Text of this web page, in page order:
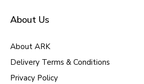
About Us
About ARK
Delivery Terms & Conditions
Privacy Policy